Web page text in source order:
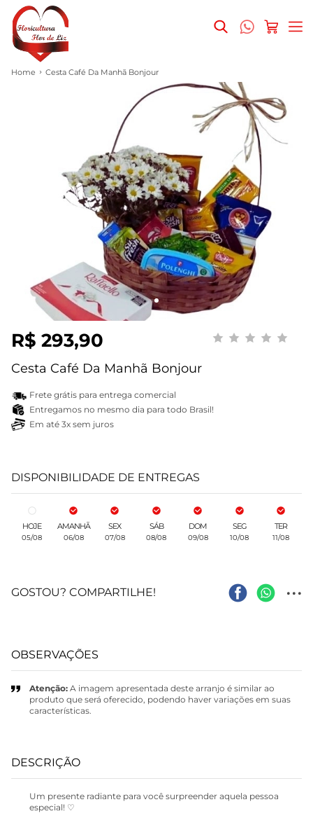
Home Cesta Café Da Manhã Bonjour
R$ 293,90
Cesta Café Da Manhã Bonjour
Frete grátis para entrega comercial
Entregamos no mesmo dia para todo Brasil!
Em até 3x sem juros
DISPONIBILIDADE DE ENTREGAS
HOJE
05/08
AMANHÃ
06/08
SEX
07/08
SÁB
08/08
DOM
09/08
SEG
10/08
TER
11/08
GOSTOU? COMPARTILHE! ...
OBSERVAÇÕES
Atenção: A imagem apresentada deste arranjo é similar ao
produto que será oferecido, podendo haver variações em suas
características.
DESCRIÇÃO
Um presente radiante para você surpreender aquela pessoa
especial! ♡